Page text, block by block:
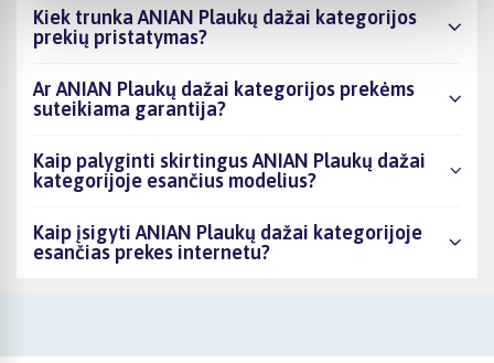
Kiek trunka ANIAN Plaukų dažai kategorijos
prekių pristatymas?
Ar ANIAN Plaukų dažai kategorijos prekėms
suteikiama garantija?
Kaip palyginti skirtingus ANIAN Plaukų dažai
kategorijoje esančius modelius?
Kaip įsigyti ANIAN Plaukų dažai kategorijoje
esančias prekes internetu?